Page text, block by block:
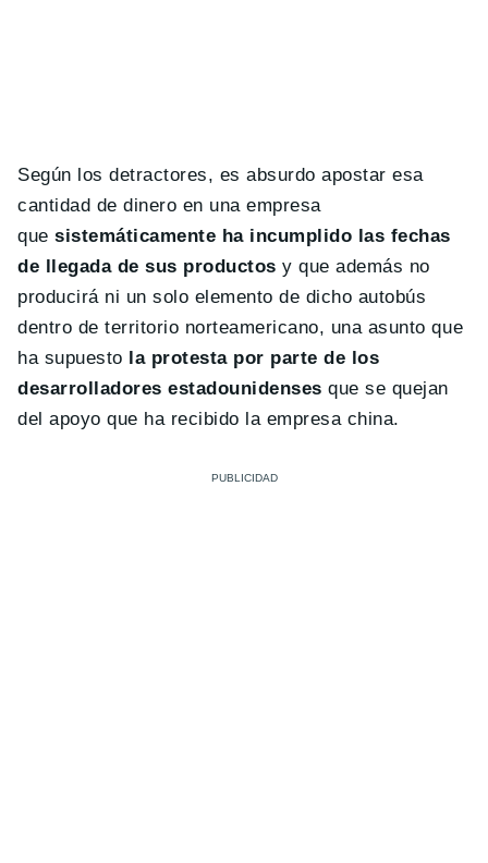
Según los detractores, es absurdo apostar esa
cantidad de dinero en una empresa
que sistemáticamente ha incumplido las fechas
de llegada de sus productosy que además no
producirá ni un solo elemento de dicho autobús
dentro de territorio norteamericano, una asunto que
ha supuesto la protesta por parte de los
desarrolladores estadounidenses que se quejan
del apoyo que ha recibido la empresa china.